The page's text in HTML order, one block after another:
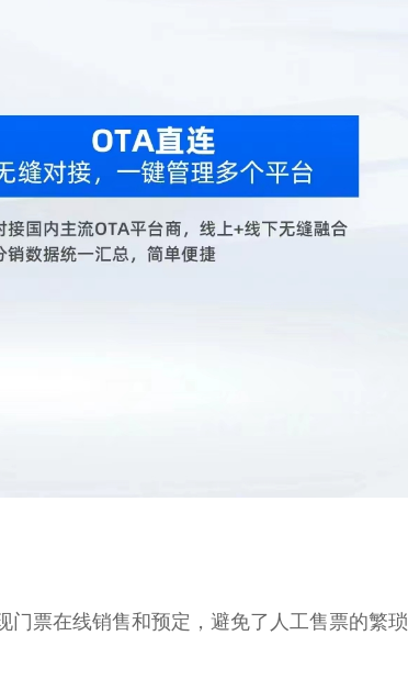
票在线销售和预定，避免了人工售票的繁琐